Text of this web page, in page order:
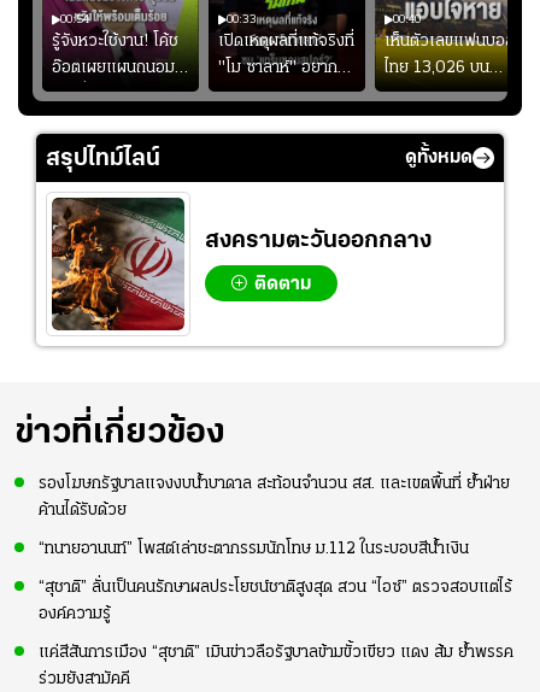
00:54
รู้จังหวะใช้งาน! โค้ช
อ๊อตเผยแผนถนอม
“บุ๋มบิ๋ม” เพื่อรักษา
ร่างกายให้พร้อมที่สุด
00:33
เปิดเหตุผลที่แท้จริงที่
"โม ซาลาห์" อยาก
ย้ายซบ "แทร็บซอนส
ปอร์"
00:40
เห็นตัวเลขแฟนบอล
ไทย 13,026 บน
สกอร์บอร์ดแล้วแอบ
ใจหาย น้อยกว่านัดที่
แล้วเจอมาเลเซียตั้ง
สรุปไทม์ไลน์ ดูทั้งหมด
สงครามตะวันออกกลาง
ติดตาม
ข่าวที่เกี่ยวข้อง
รองโฆษกรัฐบาลแจงงบน้ำบาดาล สะท้อนจำนวน สส. และเขตพื้นที่ ย้ำฝ่าย
ค้านได้รับด้วย
“ทนายอานนท์” โพสต์เล่าชะตากรรมนักโทษ ม.112 ในระบอบสีน้ำเงิน
“สุชาติ” ลั่นเป็นคนรักษาผลประโยชน์ชาติสูงสุด สวน “ไอซ์” ตรวจสอบแต่ไร้
องค์ความรู้
แค่สีสันการเมือง “สุชาติ” เมินข่าวลือรัฐบาลข้ามขั้วเขียว แดง ส้ม ย้ำพรรค
ร่วมยังสามัคคี